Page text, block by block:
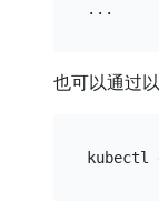
也可以通过